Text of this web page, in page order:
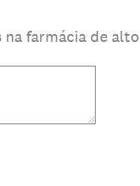
na farmácia de